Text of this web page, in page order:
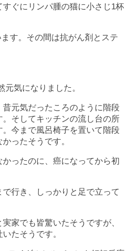
ぐにリンパ腫の猫に小さじ1杯
す。その間は抗がん剤とステ
気になりました。
元気だったころのように階段
そしてキッチンの流し台の所
今まで風呂椅子を置いて階段
ったそうです。
ったのに、癌になってから初
行き、しっかりと足で立って
家でも皆驚いたそうですが、
たそうです。